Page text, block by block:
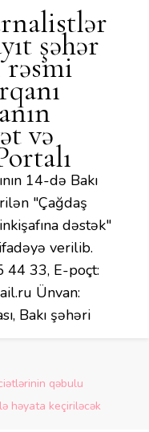
şəhər
rəsmi
və
14-də Bakı
"Çağdaş
dəstək"
verilib.
33, E-poçt:
Ünvan:
Bakı şəhəri
qəbulu
həyata keçiriləcək